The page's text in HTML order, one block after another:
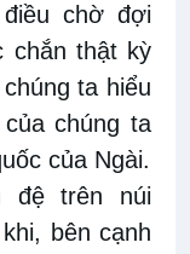
chờ đợi
chắn thật kỳ
ta hiểu
chúng ta
của Ngài.
đệ trên núi
bên cạnh